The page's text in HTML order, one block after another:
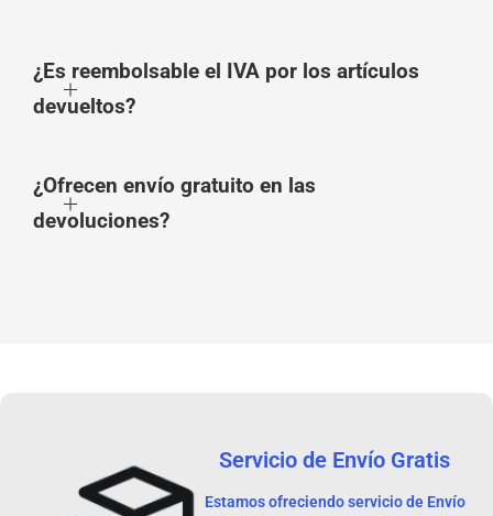
¿Es reembolsable el IVA por los artículos
devueltos?
¿Ofrecen envío gratuito en las
devoluciones?
Servicio de Envío Gratis
Estamos ofreciendo servicio de Envío